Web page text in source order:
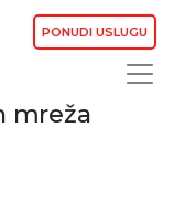
PONUDI USLUGU
mreža